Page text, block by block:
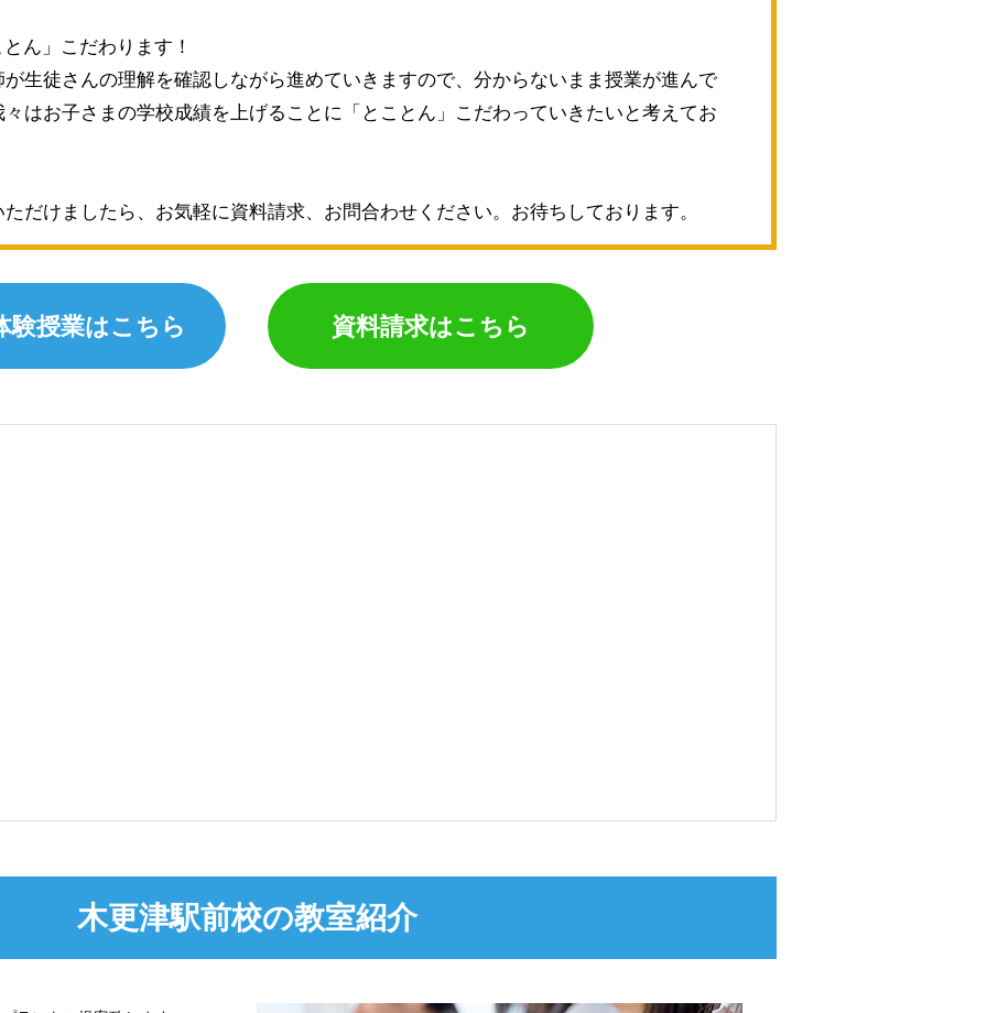
ん」こだわります！
が生徒さんの理解を確認しながら進めていきますので、分からないまま授業が進んで
はお子さまの学校成績を上げることに「とことん」こだわっていきたいと考えてお
だけましたら、お気軽に資料請求、お問合わせください。お待ちしております。
験授業はこちら 資料請求はこちら
木更津駅前校の教室紹介